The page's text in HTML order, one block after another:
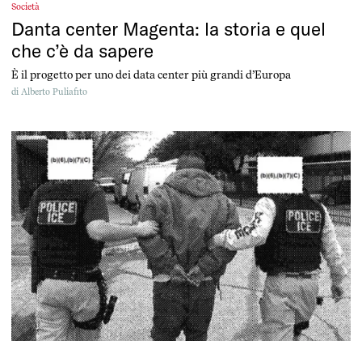
Società
Danta center Magenta: la storia e quel
che c’è da sapere
È il progetto per uno dei data center più grandi d’Europa
di Alberto Puliafito